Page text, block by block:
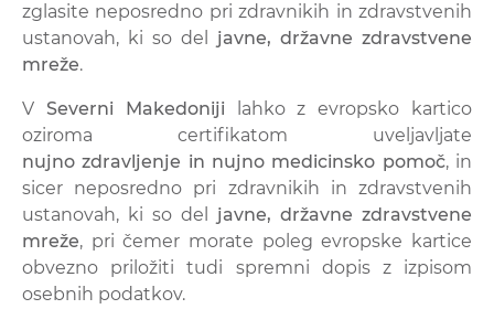
zglasite neposredno pri zdravnikih in zdravstvenih
ustanovah, ki so del javne, državne zdravstvene
mreže.
V Severni Makedoniji
lahko z evropsko kartico
oziroma certifikatom uveljavljate
nujno zdravljenje in nujno medicinsko pomoč, in
sicer neposredno pri zdravnikih in zdravstvenih
ustanovah, ki so del javne, državne zdravstvene
mreže, pri čemer morate poleg evropske kartice
obvezno priložiti tudi spremni dopis z izpisom
osebnih podatkov.